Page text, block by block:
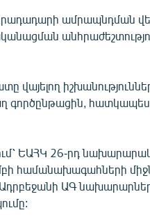
ամրապնդման
վայելող
գործընթացին, հատկապես
ԵԱՀԿ 26-րդ
համանախագահների
Ադրբեջանի ԱԳ